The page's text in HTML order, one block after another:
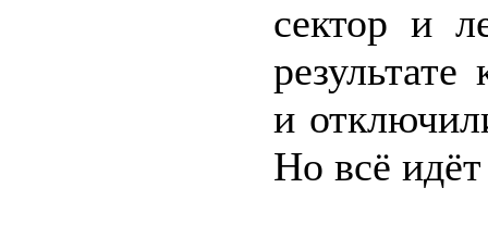
сектор и
и
Но всё